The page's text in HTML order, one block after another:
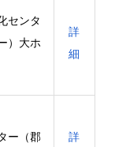
センタ
）大ホ
詳
細
ー（郡
詳